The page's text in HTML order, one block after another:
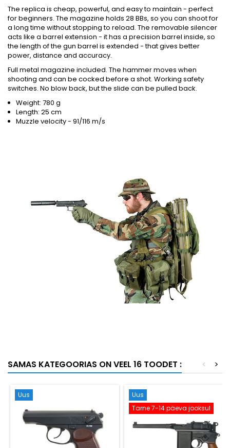
The replica is cheap, powerful, and easy to maintain - perfect
for beginners. The magazine holds 28 BBs, so you can shoot for
a long time without stopping to reload. The removable silencer
acts like a barrel extension - it has a precision barrel inside, so
the length of the gun barrel is extended - that gives better
power, distance and accuracy.
Full metal magazine included. The hammer moves when
shooting and can be cocked before a shot. Working safety
switches. No blow back, but the slide can be pulled back.
Weight: 780 g
Length: 25 cm
Muzzle velocity - 91/116 m/s
SAMAS KATEGOORIAS ON VEEL 16 TOODET : >
<
Uus
Uus
Tarne 7-14 päeva jooksul